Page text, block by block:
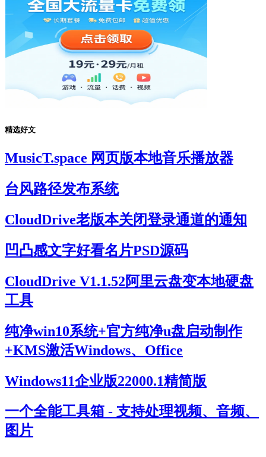
精选好文
MusicT.space 网页版本地音乐播放器
台风路径发布系统
CloudDrive老版本关闭登录通道的通知
凹凸感文字好看名片PSD源码
CloudDrive V1.1.52阿里云盘变本地硬盘
工具
纯净win10系统+官方纯净u盘启动制作
+KMS激活Windows、Office
Windows11企业版22000.1精简版
一个全能工具箱 - 支持处理视频、音频、
图片